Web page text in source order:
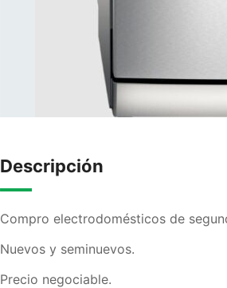
Descripción
Compro electrodomésticos de
Nuevos y seminuevos.
Precio negociable.